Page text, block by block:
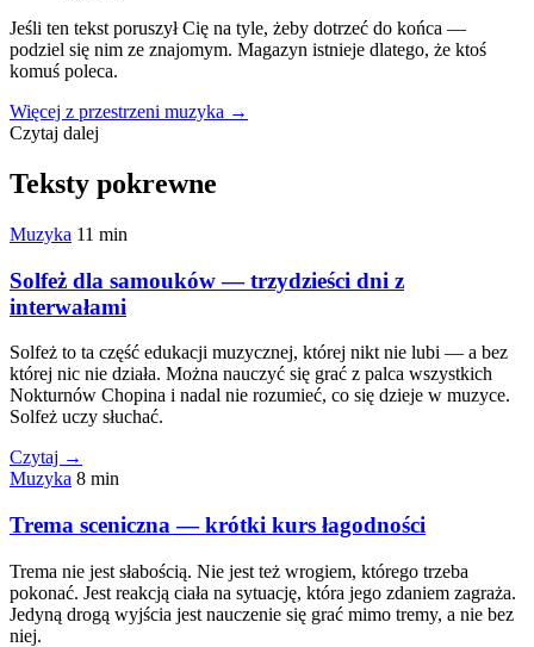
Jeśli ten tekst poruszył Cię na tyle, żeby dotrzeć do końca —
podziel się nim ze znajomym. Magazyn istnieje dlatego, że ktoś
komuś poleca.
Więcej z przestrzeni muzyka →
Czytaj dalej
Teksty pokrewne
Muzyka 11 min
Solfeż dla samouków — trzydzieści dni z
interwałami
Solfeż to ta część edukacji muzycznej, której nikt nie lubi — a bez
której nic nie działa. Można nauczyć się grać z palca wszystkich
Nokturnów Chopina i nadal nie rozumieć, co się dzieje w muzyce.
Solfeż uczy słuchać.
Czytaj →
Muzyka 8 min
Trema sceniczna — krótki kurs łagodności
Trema nie jest słabością. Nie jest też wrogiem, którego trzeba
pokonać. Jest reakcją ciała na sytuację, która jego zdaniem zagraża.
Jedyną drogą wyjścia jest nauczenie się grać mimo tremy, a nie bez
niej.